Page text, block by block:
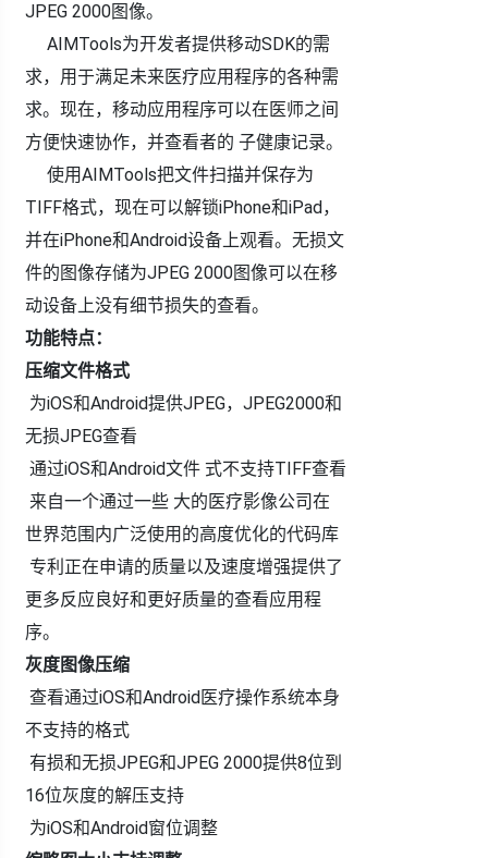
JPEG 2000图像。
AIMTools为开发者提供移动SDK的需
求，用于满足未来医疗应用程序的各种需
求。现在，移动应用程序可以在医师之间
方便快速协作，并查看者的 子健康记录。
使用AIMTools把文件扫描并保存为
TIFF格式，现在可以解锁iPhone和iPad，
并在iPhone和Android设备上观看。无损文
件的图像存储为JPEG 2000图像可以在移
动设备上没有细节损失的查看。
功能特点：
压缩文件格式
为iOS和Android提供JPEG，JPEG2000和
无损JPEG查看
通过iOS和Android文件 式不支持TIFF查看
来自一个通过一些 大的医疗影像公司在
世界范围内广泛使用的高度优化的代码库
专利正在申请的质量以及速度增强提供了
更多反应良好和更好质量的查看应用程
序。
灰度图像压缩
查看通过iOS和Android医疗操作系统本身
不支持的格式
有损和无损JPEG和JPEG 2000提供8位到
16位灰度的解压支持
为iOS和Android窗位调整